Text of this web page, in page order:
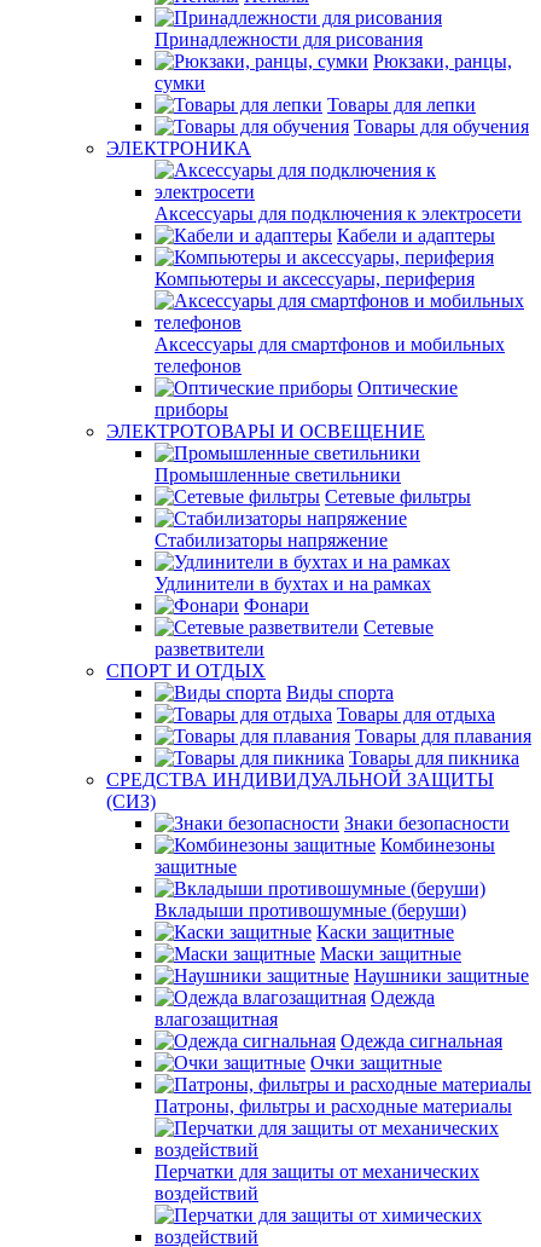
Принадлежности для рисования
Рюкзаки, ранцы,
сумки
Товары для лепки
Товары для обучения
ЭЛЕКТРОНИКА
Аксессуары для подключения к электросети
Кабели и адаптеры
Компьютеры и аксессуары, периферия
Аксессуары для смартфонов и мобильных
телефонов
Оптические
приборы
ЭЛЕКТРОТОВАРЫ И ОСВЕЩЕНИЕ
Промышленные светильники
Сетевые фильтры
Стабилизаторы напряжение
Удлинители в бухтах и на рамках
Фонари
Сетевые
разветвители
СПОРТ И ОТДЫХ
Виды спорта
Товары для отдыха
Товары для плавания
Товары для пикника
СРЕДСТВА ИНДИВИДУАЛЬНОЙ ЗАЩИТЫ
(СИЗ)
Знаки безопасности
Комбинезоны
защитные
Вкладыши противошумные (беруши)
Каски защитные
Маски защитные
Наушники защитные
Одежда
влагозащитная
Одежда сигнальная
Очки защитные
Патроны, фильтры и расходные материалы
Перчатки для защиты от механических
воздействий